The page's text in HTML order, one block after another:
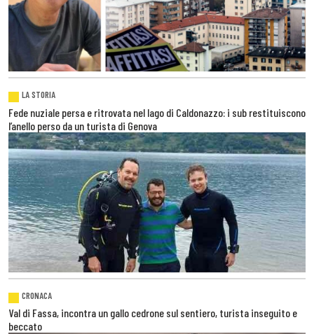
LA STORIA
Fede nuziale persa e ritrovata nel lago di Caldonazzo: i sub restituiscono
l’anello perso da un turista di Genova
CRONACA
Val di Fassa, incontra un gallo cedrone sul sentiero, turista inseguito e
beccato